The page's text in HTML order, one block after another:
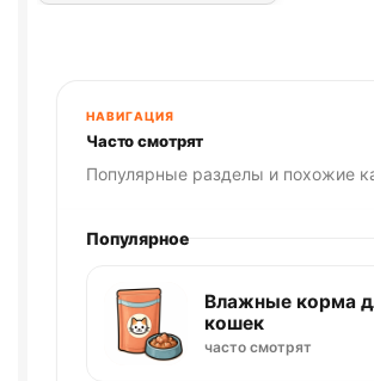
НАВИГАЦИЯ
Часто смотрят
Популярные разделы и похожие
Популярное
Влажные корма
кошек
часто смотрят